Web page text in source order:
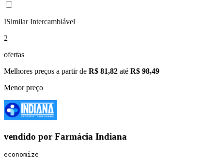
ISimilar Intercambiável
2
ofertas
Melhores preços a partir de R$ 81,82 até R$ 98,49
Menor preço
vendido por Farmácia Indiana
economize